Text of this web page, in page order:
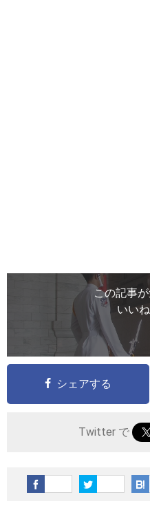
この記事
いい
シェアする
Twitter で